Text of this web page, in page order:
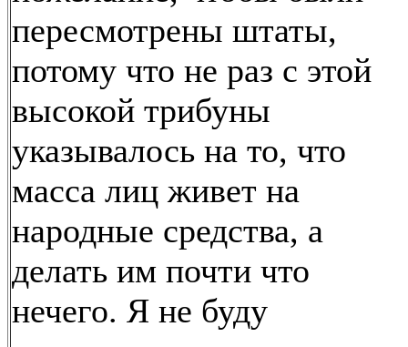
пересмотрены штаты,
потому что не раз с этой
высокой трибуны
указывалось на то, что
масса лиц живет на
народные средства, а
делать им почти что
нечего. Я не буду